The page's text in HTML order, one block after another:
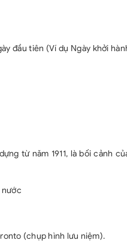
Phương
coach; từ 20
Bảo hiểm
Phí thăm
màu, Red
Hướng
02 chai
Quà tặng
Chi phí
Chi phí cá
Chi phí
Lệ phí xin
VNĐ (Có thể
được hoàn lại
Tiền tip
đầu tiên (Ví dụ Ngày khởi
từ năm 1911, là bối cảnh
nước
(chụp hình lưu niệm).